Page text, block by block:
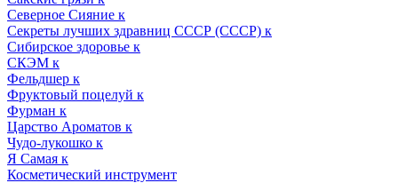
Северное Сияние к
Секреты лучших здравниц СССР (СССР) к
Сибирское здоровье к
СКЭМ к
Фельдшер к
Фруктовый поцелуй к
Фурман к
Царство Ароматов к
Чудо-лукошко к
Я Самая к
Косметический инструмент